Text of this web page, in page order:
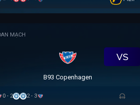
MẠCH
B93 Copenhagen
VS
0 - 2 2 - 3